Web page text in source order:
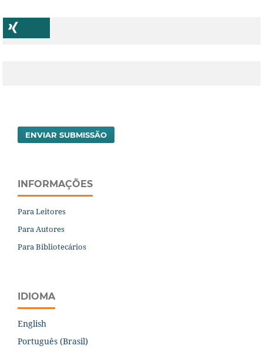
ENVIAR SUBMISSÃO
INFORMAÇÕES
Para Leitores
Para Autores
Para Bibliotecários
IDIOMA
English
Português (Brasil)